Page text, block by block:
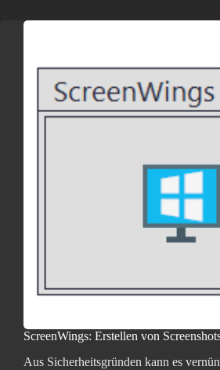
ScreenWings: Erstellen von
Aus Sicherheitsgründen kann es